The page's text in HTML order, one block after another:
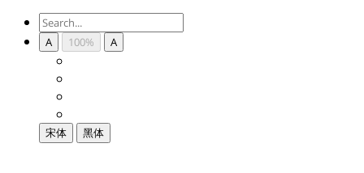
A 100% A
宋体 黑体